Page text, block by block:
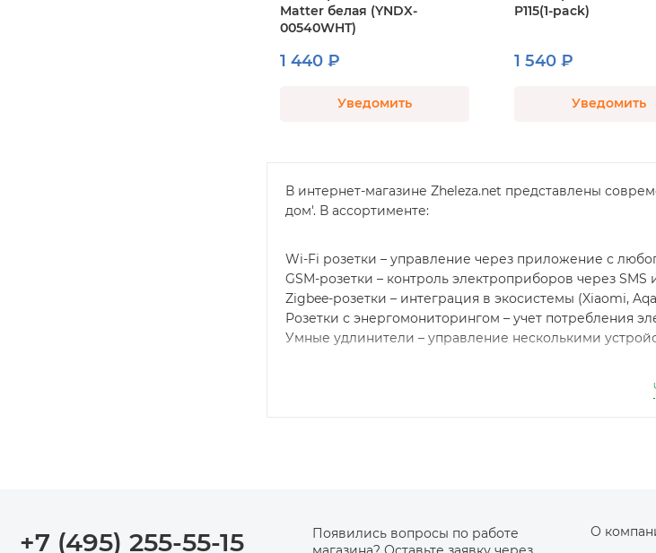
Matter белая (YNDX-
00540WHT)
1 440 ₽
Уведомить
P115(1-pack)
1 540 ₽
Уведомить
В интернет-магазине Zheleza.net представлены
дом'. В ассортименте:
Wi-Fi розетки – управление через приложение с
GSM-розетки – контроль электроприборов через SMS
Zigbee-розетки – интеграция в экосистемы (Xiaomi,
Розетки с энергомониторингом – учет потребления
Умные удлинители – управление несколькими
Автоматизируйте свой дом – управляйте техникой со
+7 (495) 255-55-15
Появились вопросы по работе
О